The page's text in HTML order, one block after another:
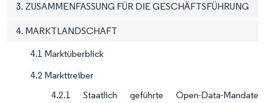
3. ZUSAMMENFASSUNG FÜR DIE GESCHÄFTSFÜHRUNG
4. MARKTLANDSCHAFT
4.1 Marktüberblick
4.2 Markttreiber
4.2.1 Staatlich geführte Open-Data-Mandate